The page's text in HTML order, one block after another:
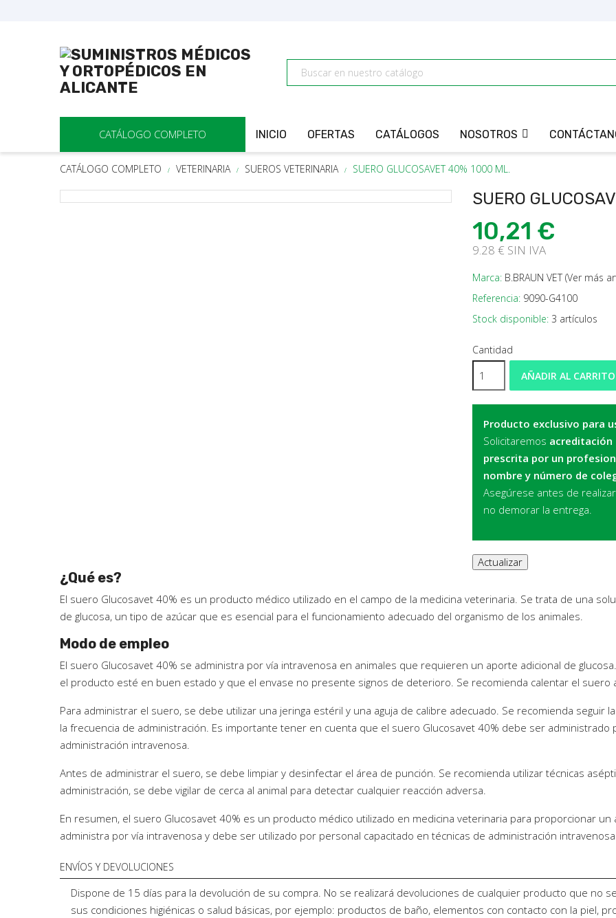
CATÁLOGO COMPLETO INICIO OFERTAS CATÁLOGOS NOSOTROS
CATÁLOGO COMPLETO VETERINARIA SUEROS VETERINARIA SUERO GLUCOSAVET 40% 1000 ML.
SUERO
10,21 €
9.28 € SIN IVA
Marca: B.BRAUN VET (Ver más
Referencia: 9090-G4100
Stock disponible: 3 artículos
Cantidad
AÑADIR AL CARRITO
Producto exclusivo para
Solicitaremos
prescrita por un
nombre y número de
Asegúrese antes de
no demorar la entrega.
¿Qué es?
El suero Glucosavet 40% es un producto médico utilizado en el campo de la medicina veterinaria. Se trata de una
de glucosa, un tipo de azúcar que es esencial para el funcionamiento adecuado del organismo de los animales.
Modo de empleo
El suero Glucosavet 40% se administra por vía intravenosa en animales que requieren un aporte adicional de
el producto esté en buen estado y que el envase no presente signos de deterioro. Se recomienda calentar el
Para administrar el suero, se debe utilizar una jeringa estéril y una aguja de calibre adecuado. Se recomienda seguir
la frecuencia de administración. Es importante tener en cuenta que el suero Glucosavet 40% debe ser administrado
administración intravenosa.
Antes de administrar el suero, se debe limpiar y desinfectar el área de punción. Se recomienda utilizar técnicas
administración, se debe vigilar de cerca al animal para detectar cualquier reacción adversa.
En resumen, el suero Glucosavet 40% es un producto médico utilizado en medicina veterinaria para proporcionar un
administra por vía intravenosa y debe ser utilizado por personal capacitado en técnicas de administración
ENVÍOS Y DEVOLUCIONES
Dispone de 15 días para la devolución de su compra. No se realizará devoluciones de cualquier producto que no
sus condiciones higiénicas o salud básicas, por ejemplo: productos de baño, elementos con contacto con la piel,